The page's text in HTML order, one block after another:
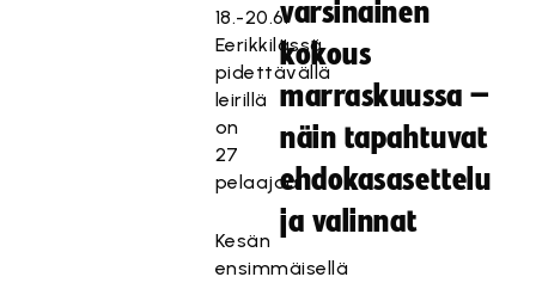
18.-20.6.
Eerikkilässä
pidettävällä
leirillä
on
27
pelaajaa.
Kesän
ensimmäisellä
varsinainen
kokous
marraskuussa –
näin tapahtuvat
ehdokasasettelu
ja valinnat